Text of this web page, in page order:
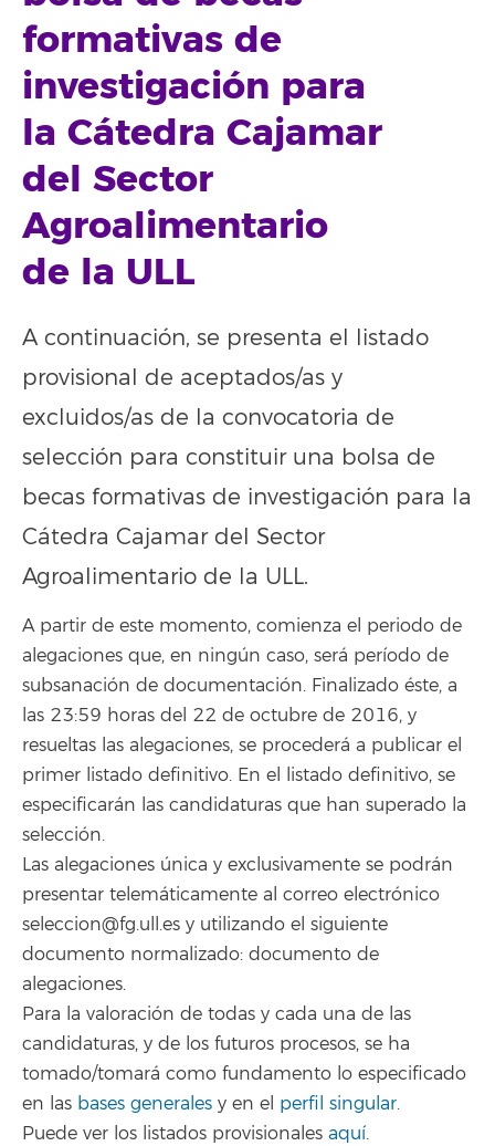
formativas de
investigación para
la Cátedra Cajamar
del Sector
Agroalimentario
de la ULL
A continuación, se presenta el listado
provisional de aceptados/as y
excluidos/as de la convocatoria de
selección para constituir una bolsa de
becas formativas de investigación para la
Cátedra Cajamar del Sector
Agroalimentario de la ULL.
A partir de este momento, comienza el periodo de
alegaciones que, en ningún caso, será período de
subsanación de documentación. Finalizado éste, a
las 23:59 horas del 22 de octubre de 2016, y
resueltas las alegaciones, se procederá a publicar el
primer listado definitivo. En el listado definitivo, se
especificarán las candidaturas que han superado la
selección.
Las alegaciones única y exclusivamente se podrán
presentar telemáticamente al correo electrónico
seleccion@fg.ull.es y utilizando el siguiente
documento normalizado: documento de
alegaciones.
Para la valoración de todas y cada una de las
candidaturas, y de los futuros procesos, se ha
tomado/tomará como fundamento lo especificado
en las bases generales y en el perfil singular.
Puede ver los listados provisionales aquí.